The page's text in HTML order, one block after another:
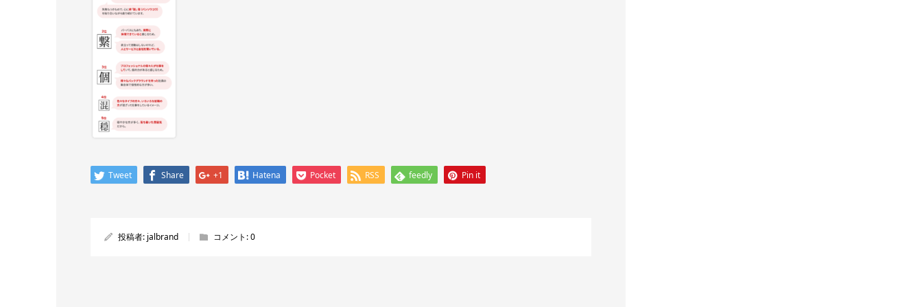
Tweet Share +1 Hatena Pocket RSS feedly Pin it
投稿者: jalbrand コメント:0